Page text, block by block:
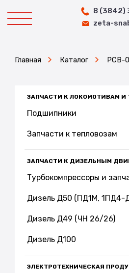
8 (3842)
zeta-
Главная Каталог РСВ-
ЗАПЧАСТИ К ЛОКОМОТИВАМ И
Подшипники
Запчасти к тепловозам
ЗАПЧАСТИ К ДИЗЕЛЬНЫМ
Турбокомпрессоры и
Дизель Д50 (ПД1М, 1ПД4-
Дизель Д49 (ЧН 26/26)
Дизель Д100
ЭЛЕКТРОТЕХНИЧЕСКАЯ